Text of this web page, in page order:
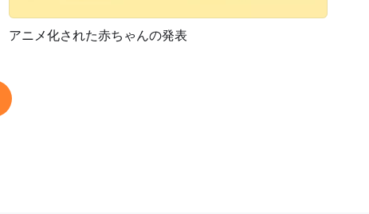
プレビュー
アニメ化された赤ちゃんの発表